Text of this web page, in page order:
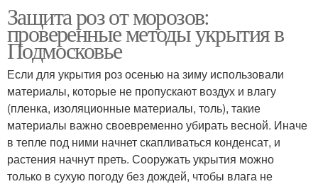
Защита роз от морозов:
проверенные методы укрытия в
Подмосковье
Если для укрытия роз осенью на зиму использовали
материалы, которые не пропускают воздух и влагу
(пленка, изоляционные материалы, толь), такие
материалы важно своевременно убирать весной. Иначе
в тепле под ними начнет скапливаться конденсат, и
растения начнут преть. Сооружать укрытия можно
только в сухую погоду без дождей, чтобы влага не